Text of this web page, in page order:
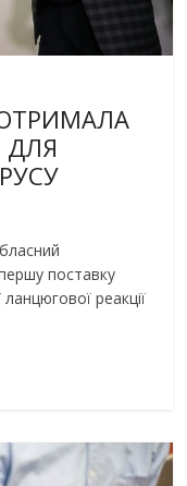
ДЛЯ
поставку
реакції